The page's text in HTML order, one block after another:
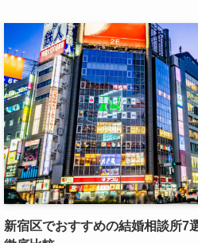
新宿区でおすすめの結婚相談所7